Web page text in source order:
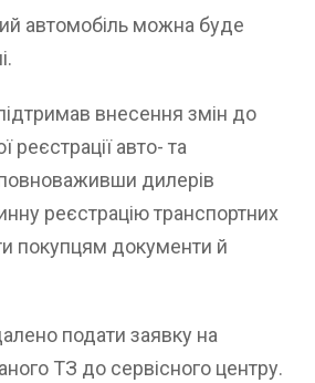
автомобіль можна буде
внесення змін до
авто- та
дилерів
реєстрацію транспортних
покупцям документи й
подати заявку на
ТЗ до сервісного центру.